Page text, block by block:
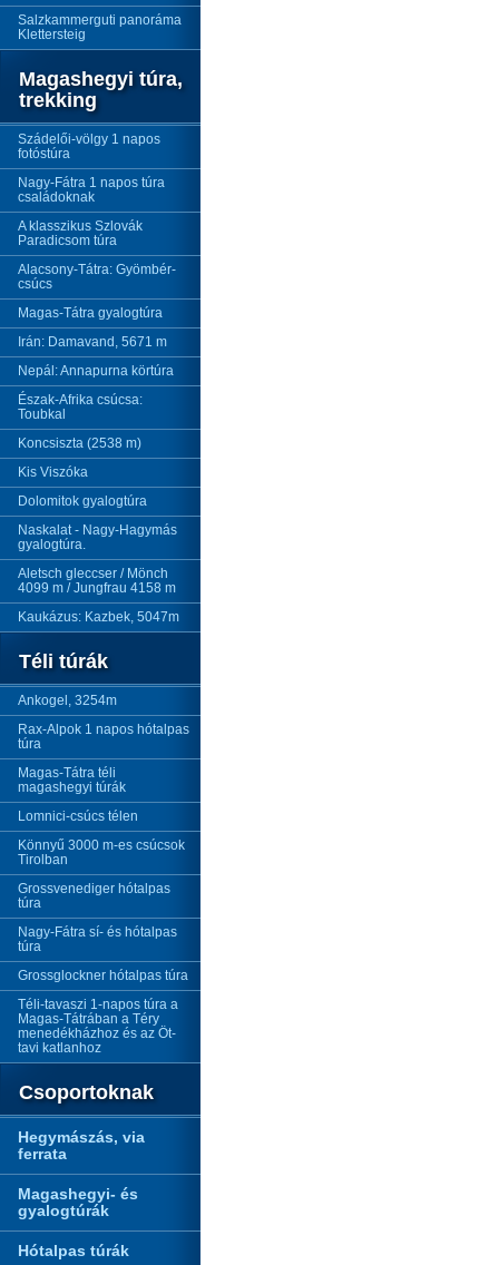
Salzkammerguti panoráma
Klettersteig
Magashegyi túra,
trekking
Szádelői-völgy 1 napos
fotóstúra
Nagy-Fátra 1 napos túra
családoknak
A klasszikus Szlovák
Paradicsom túra
Alacsony-Tátra: Gyömbér-
csúcs
Magas-Tátra gyalogtúra
Irán: Damavand, 5671 m
Nepál: Annapurna körtúra
Észak-Afrika csúcsa:
Toubkal
Koncsiszta (2538 m)
Kis Viszóka
Dolomitok gyalogtúra
Naskalat - Nagy-Hagymás
gyalogtúra.
Aletsch gleccser / Mönch
4099 m / Jungfrau 4158 m
Kaukázus: Kazbek, 5047m
Téli túrák
Ankogel, 3254m
Rax-Alpok 1 napos hótalpas
túra
Magas-Tátra téli
magashegyi túrák
Lomnici-csúcs télen
Könnyű 3000 m-es csúcsok
Tirolban
Grossvenediger hótalpas
túra
Nagy-Fátra sí- és hótalpas
túra
Grossglockner hótalpas túra
Téli-tavaszi 1-napos túra a
Magas-Tátrában a Téry
menedékházhoz és az Öt-
tavi katlanhoz
Csoportoknak
Hegymászás, via
ferrata
Magashegyi- és
gyalogtúrák
Hótalpas túrák